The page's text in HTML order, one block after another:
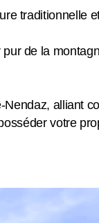
traditionnelle
de la
alliant
votre